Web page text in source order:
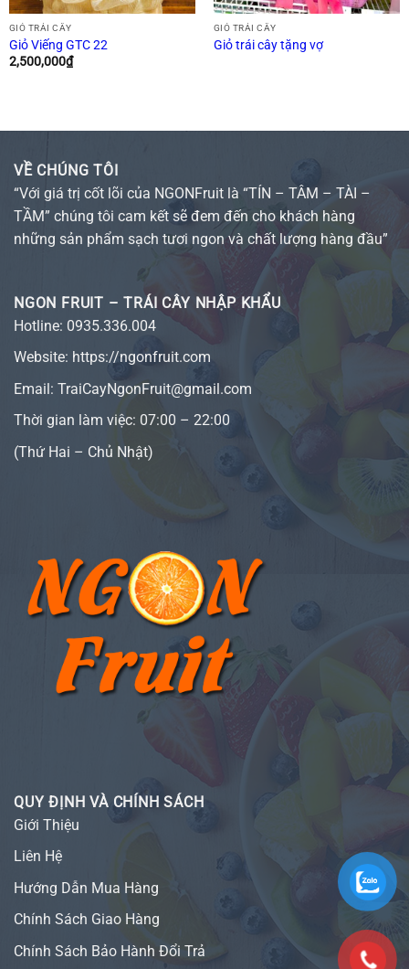
GIỎ TRÁI CÂY
Giỏ Viếng GTC 22
2,500,000₫
GIỎ TRÁI CÂY
Giỏ trái cây tặng vợ
VỀ CHÚNG TÔI
“Với giá trị cốt lõi của NGONFruit là “TÍN – TÂM – TÀI –
TẦM” chúng tôi cam kết sẽ đem đến cho khách hàng
những sản phẩm sạch tươi ngon và chất lượng hàng đầu”
NGON FRUIT – TRÁI CÂY NHẬP KHẨU
Hotline: 0935.336.004
Website: https://ngonfruit.com
Email: TraiCayNgonFruit@gmail.com
Thời gian làm việc: 07:00 – 22:00
(Thứ Hai – Chủ Nhật)
QUY ĐỊNH VÀ CHÍNH SÁCH
Giới Thiệu
Liên Hệ
Hướng Dẫn Mua Hàng
Chính Sách Giao Hàng
Chính Sách Bảo Hành Đổi Trả